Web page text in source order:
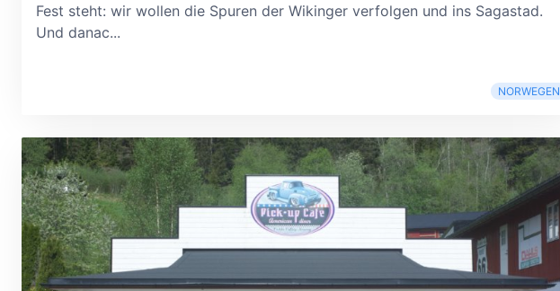
Fest steht: wir wollen die Spuren der Wikinger verfolgen und ins Sagastad.
Und danac...
NORWEGEN